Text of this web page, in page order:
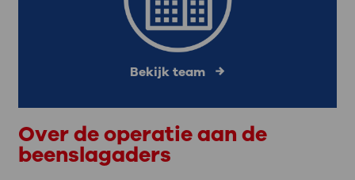
Bekijk team
Over de operatie aan de
beenslagaders